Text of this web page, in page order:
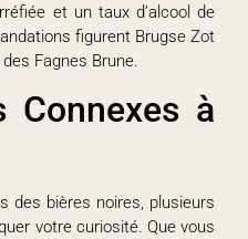
et un taux d’alcool de
figurent Brugse Zot
Fagnes Brune.
Connexes à
des bières noires, plusieurs
votre curiosité. Que vous